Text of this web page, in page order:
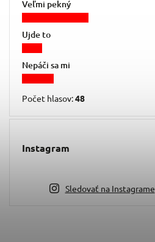
Veľmi pekný
Ujde to
Nepáči sa mi
Počet hlasov:48
Instagram
Sledovať na Instagrame